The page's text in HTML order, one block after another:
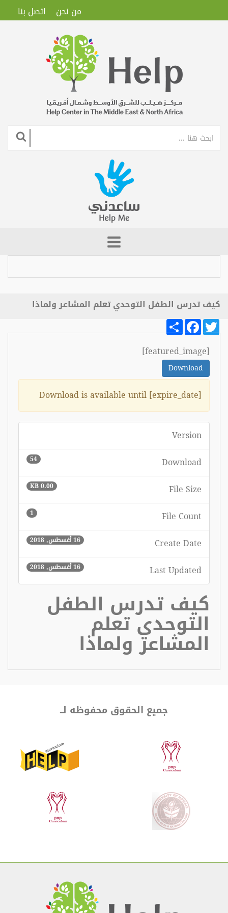
من نحن اتصل بنا
كيف تدرس الطفل التوحدي تعلم المشاعر ولماذا
Share
FacebookTwitter
[featured_image]
Download
Download is available until [expire_date]
Version
Download
54
File Size
0.00 KB
File Count
1
Create Date 16 أغسطس, 2018
Last Updated 16 أغسطس, 2018
كيف تدرس الطفل
التوحدي تعلم
المشاعر ولماذا
جميع الحقوق محفوظه لــ